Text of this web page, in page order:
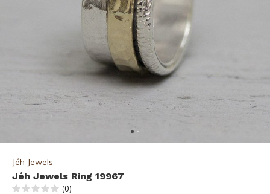
Jéh Jewels
Jéh Jewels Ring 19967
(0)